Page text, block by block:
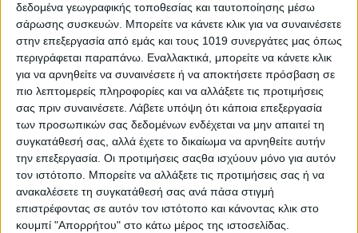
δεδομένα γεωγραφικής τοποθεσίας και ταυτοποίησης μέσω
σάρωσης συσκευών. Μπορείτε να κάνετε κλικ για να συναινέσετε
στην επεξεργασία από εμάς και τους 1019 συνεργάτες μας όπως
περιγράφεται παραπάνω. Εναλλακτικά, μπορείτε να κάνετε κλικ
για να αρνηθείτε να συναινέσετε ή να αποκτήσετε πρόσβαση σε
πιο λεπτομερείς πληροφορίες και να αλλάξετε τις προτιμήσεις
σας πριν συναινέσετε. Λάβετε υπόψη ότι κάποια επεξεργασία
των προσωπικών σας δεδομένων ενδέχεται να μην απαιτεί τη
συγκατάθεσή σας, αλλά έχετε το δικαίωμα να αρνηθείτε αυτήν
την επεξεργασία. Οι προτιμήσεις σαςθα ισχύουν μόνο για αυτόν
τον ιστότοπο. Μπορείτε να αλλάξετε τις προτιμήσεις σας ή να
ανακαλέσετε τη συγκατάθεσή σας ανά πάσα στιγμή
επιστρέφοντας σε αυτόν τον ιστότοπο και κάνοντας κλικ στο
κουμπί "Απορρήτου" στο κάτω μέρος της ιστοσελίδας.
Ο Σταμάτης Κ. Ρουσόδημος είναι Ιδιοκτήτης και
Νόμιμος Εκπρόσωπος της Ιστοσελίδας Psaxna.gr. Είναι
μέλος της Ένωσης Δημοσιογράφων Περιοδικού και
Ηλεκτρονικού τύπου Μακεδονίας-Θράκης με Αριθμό
Μητρώου 0533.
TRENDING NOW